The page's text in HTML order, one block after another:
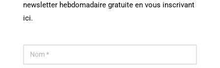
newsletter hebdomadaire gratuite en vous inscrivant
ici.